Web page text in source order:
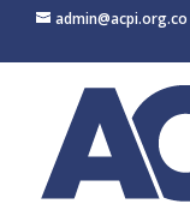
admin@acpi.org.co